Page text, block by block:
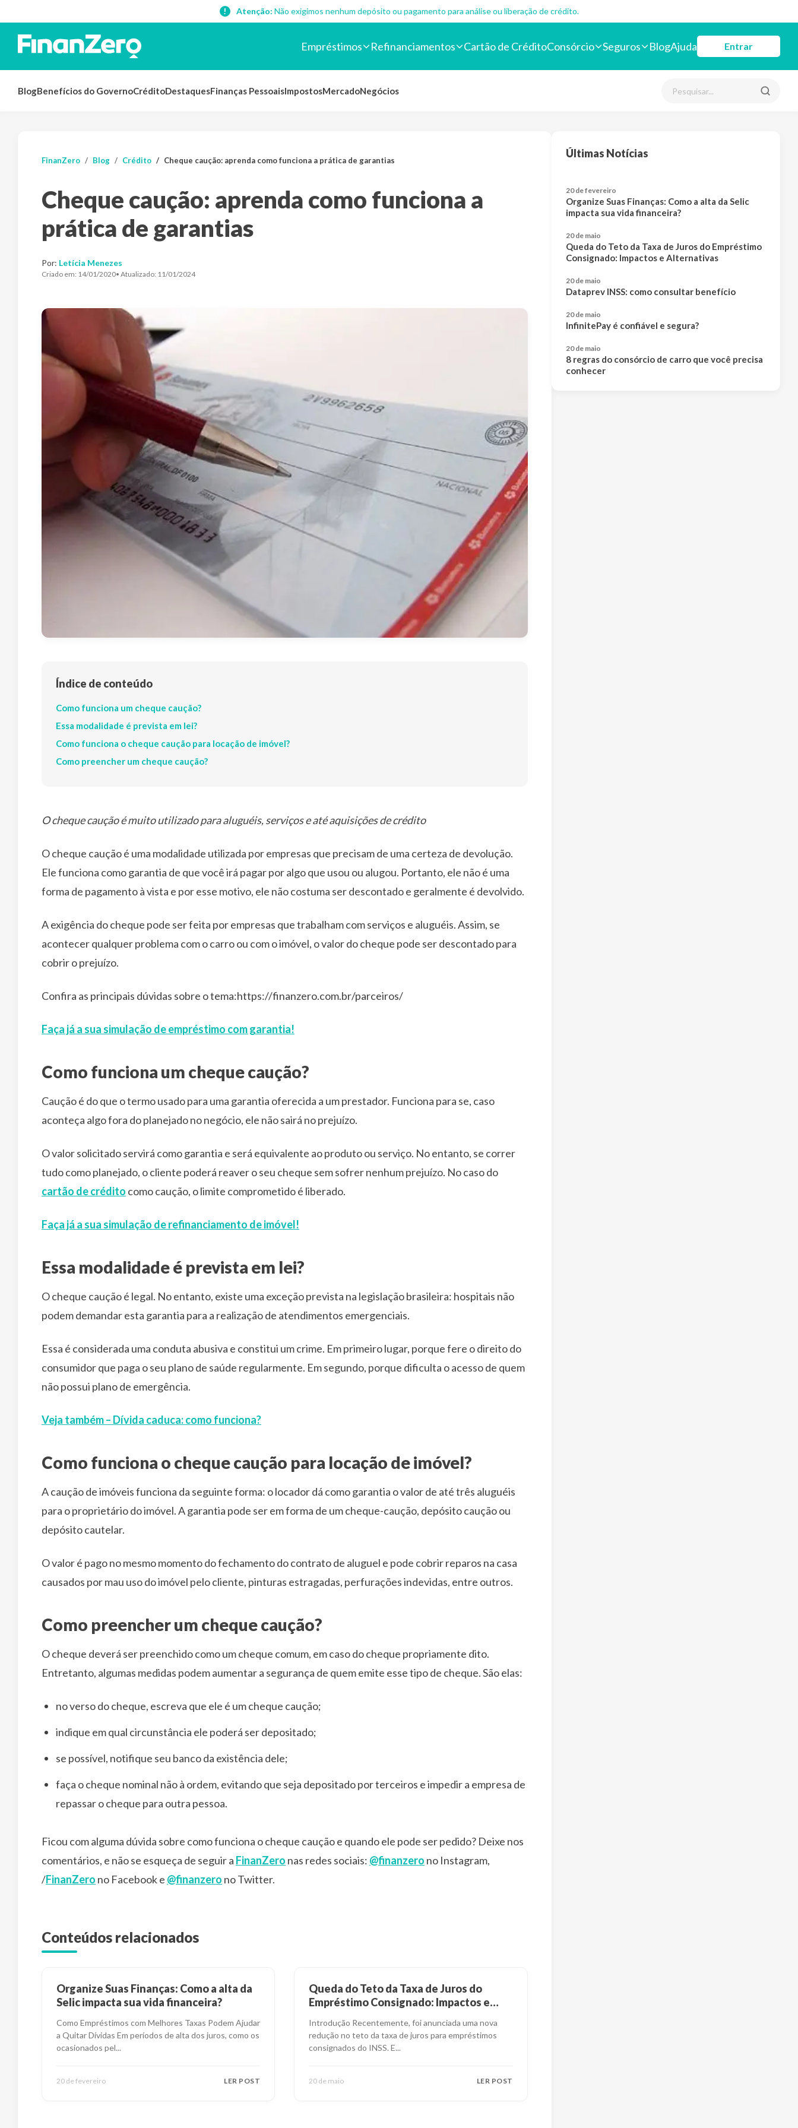
Atenção: Não exigimos nenhum depósito ou pagamento para análise ou liberação de crédito.
Empréstimos Refinanciamentos Cartão de CréditoConsórcio Seguros BlogAjuda Entrar
BlogBenefícios do GovernoCréditoDestaquesFinanças PessoaisImpostosMercadoNegócios
FinanZero Blog Crédito Cheque caução: aprenda como funciona a prática de garantias
Cheque caução: aprenda como funciona a
prática de garantias
Por: Letícia Menezes
Criado em: 14/01/2020• Atualizado: 11/01/2024
Índice de conteúdo
Como funciona um cheque caução?
Essa modalidade é prevista em lei?
Como funciona o cheque caução para locação de imóvel?
Como preencher um cheque caução?
O cheque caução é muito utilizado para aluguéis, serviços e até aquisições de crédito
O cheque caução é uma modalidade utilizada por empresas que precisam de uma certeza de devolução.
Ele funciona como garantia de que você irá pagar por algo que usou ou alugou. Portanto, ele não é uma
forma de pagamento à vista e por esse motivo, ele não costuma ser descontado e geralmente é devolvido.
A exigência do cheque pode ser feita por empresas que trabalham com serviços e aluguéis. Assim, se
acontecer qualquer problema com o carro ou com o imóvel, o valor do cheque pode ser descontado para
cobrir o prejuízo.
Confira as principais dúvidas sobre o tema:https://finanzero.com.br/parceiros/
Faça já a sua simulação de empréstimo com garantia!
Como funciona um cheque caução?
Caução é do que o termo usado para uma garantia oferecida a um prestador. Funciona para se, caso
aconteça algo fora do planejado no negócio, ele não sairá no prejuízo.
O valor solicitado servirá como garantia e será equivalente ao produto ou serviço. No entanto, se correr
tudo como planejado, o cliente poderá reaver o seu cheque sem sofrer nenhum prejuízo. No caso do
cartão de crédito como caução, o limite comprometido é liberado.
Faça já a sua simulação de refinanciamento de imóvel!
Essa modalidade é prevista em lei?
O cheque caução é legal. No entanto, existe uma exceção prevista na legislação brasileira: hospitais não
podem demandar esta garantia para a realização de atendimentos emergenciais.
Essa é considerada uma conduta abusiva e constitui um crime. Em primeiro lugar, porque fere o direito do
consumidor que paga o seu plano de saúde regularmente. Em segundo, porque dificulta o acesso de quem
não possui plano de emergência.
Veja também – Dívida caduca: como funciona?
Como funciona o cheque caução para locação de imóvel?
A caução de imóveis funciona da seguinte forma: o locador dá como garantia o valor de até três aluguéis
para o proprietário do imóvel. A garantia pode ser em forma de um cheque-caução, depósito caução ou
depósito cautelar.
O valor é pago no mesmo momento do fechamento do contrato de aluguel e pode cobrir reparos na casa
causados por mau uso do imóvel pelo cliente, pinturas estragadas, perfurações indevidas, entre outros.
Como preencher um cheque caução?
O cheque deverá ser preenchido como um cheque comum, em caso do cheque propriamente dito.
Entretanto, algumas medidas podem aumentar a segurança de quem emite esse tipo de cheque. São elas:
no verso do cheque, escreva que ele é um cheque caução;
indique em qual circunstância ele poderá ser depositado;
se possível, notifique seu banco da existência dele;
faça o cheque nominal não à ordem, evitando que seja depositado por terceiros e impedir a empresa de
repassar o cheque para outra pessoa.
Ficou com alguma dúvida sobre como funciona o cheque caução e quando ele pode ser pedido? Deixe nos
comentários, e não se esqueça de seguir a FinanZero nas redes sociais: @finanzero no Instagram,
/FinanZero no Facebook e @finanzero no Twitter.
Conteúdos relacionados
Organize Suas Finanças: Como a alta da
Selic impacta sua vida financeira?
Como Empréstimos com Melhores Taxas Podem Ajudar
a Quitar Dívidas Em períodos de alta dos juros, como os
ocasionados pel...
20 de fevereiro LER POST
Queda do Teto da Taxa de Juros do
Empréstimo Consignado: Impactos e
Introdução Recentemente, foi anunciada uma nova
redução no teto da taxa de juros para empréstimos
consignados do INSS. E...
20 de maio LER POST
Últimas Notícias
20 de fevereiro
Organize Suas Finanças: Como a alta da Selic
impacta sua vida financeira?
20 de maio
Queda do Teto da Taxa de Juros do Empréstimo
Consignado: Impactos e Alternativas
20 de maio
Dataprev INSS: como consultar benefício
20 de maio
InfinitePay é confiável e segura?
20 de maio
8 regras do consórcio de carro que você precisa
conhecer